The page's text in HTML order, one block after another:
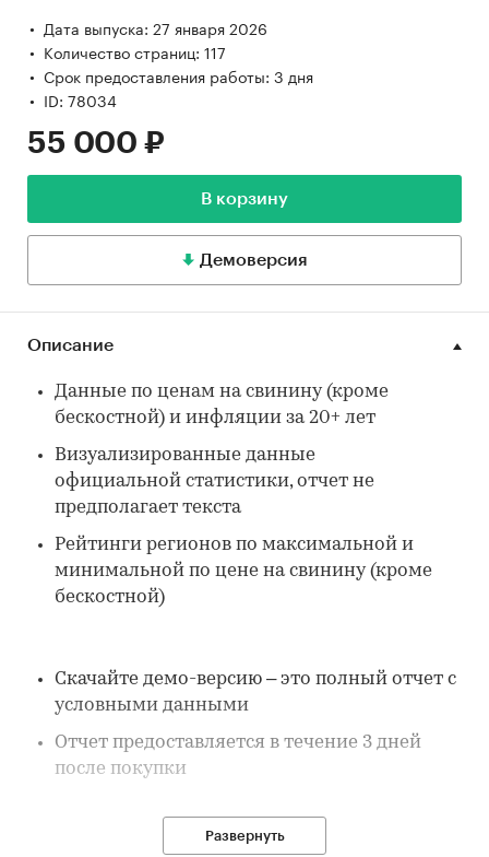
Дата выпуска: 27 января 2026
Количество страниц: 117
Срок предоставления работы: 3 дня
ID: 78034
55 000 ₽
В корзину
Демоверсия
Описание
Данные по ценам на свинину (кроме
бескостной) и инфляции за 20+ лет
Визуализированные данные
официальной статистики, отчет не
предполагает текста
Рейтинги регионов по максимальной и
минимальной по цене на свинину (кроме
бескостной)
Скачайте демо-версию – это полный отчет с
условными данными
Отчет предоставляется в течение 3 дней
после покупки
Развернуть